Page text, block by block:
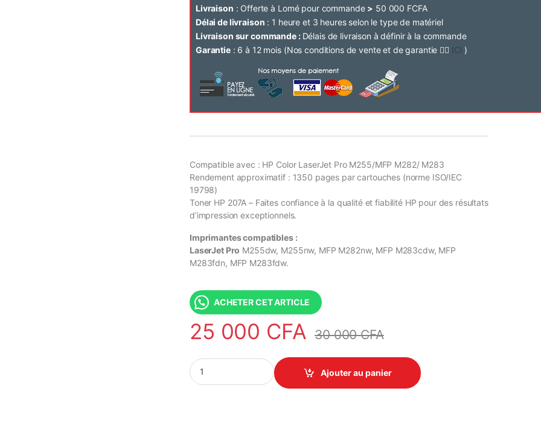
Livraison : Offerte à Lomé pour commande > 50 000 FCFA
Délai de livraison : 1 heure et 3 heures selon le type de matériel
Livraison sur commande : Délais de livraison à définir à la commande
Garantie: 6 à 12 mois (Nos conditions de vente et de garantie 👉🏽 ICI )
Compatible avec : HP Color LaserJet Pro M255/MFP M282/ M283
Rendement approximatif : 1350 pages par cartouches (norme ISO/IEC
19798)
Toner HP 207A – Faites confiance à la qualité et fiabilité HP pour des résultats
d’impression exceptionnels.
Imprimantes compatibles :
LaserJet Pro M255dw, M255nw, MFP M282nw, MFP M283cdw, MFP
M283fdn, MFP M283fdw.
ACHETER CET ARTICLE
25 000 CFA 30 000CFA
Toner HP 207A (W2210A, W2211A, W2212A, W2213A) – Compatible Prémium quantity
Ajouter au panier